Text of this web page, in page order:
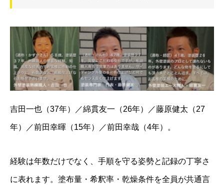
吉田一也（37年）／綿貫友一（26年）／藤原健太（27
年）／前田幸暉（15年）／前田幸哉（4年）。
経験は年数だけでなく、手順を守る姿勢と記録の丁寧さ
に表れます。塗布量・希釈率・乾燥条件を全員が共通言